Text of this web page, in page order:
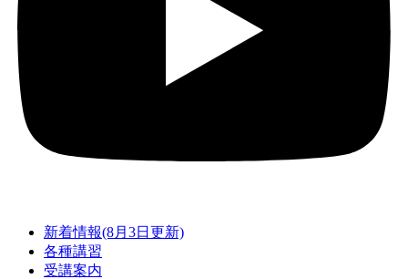
新着情報(8月3日更新)
各種講習
受講案内